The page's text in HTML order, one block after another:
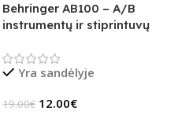
Behringer AB100 – A/B
instrumentų ir stiprintuvų
Yra sandėlyje
19.00€ 12.00€